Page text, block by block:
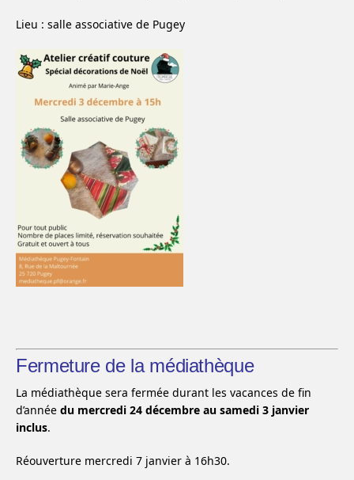
Lieu : salle associative de Pugey
Fermeture de la médiathèque
La médiathèque sera fermée durant les vacances de fin
d’année du mercredi 24 décembre au samedi 3 janvier
inclus.
Réouverture mercredi 7 janvier à 16h30.